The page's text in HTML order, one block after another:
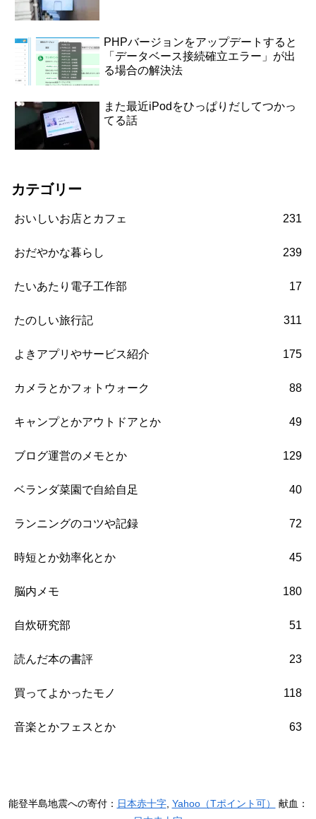
PHPバージョンをアップデートすると
「データベース接続確立エラー」が出
る場合の解決法
また最近iPodをひっぱりだしてつかっ
てる話
カテゴリー
おいしいお店とカフェ 231
おだやかな暮らし 239
たいあたり電子工作部 17
たのしい旅行記 311
よきアプリやサービス紹介 175
カメラとかフォトウォーク 88
キャンプとかアウトドアとか 49
ブログ運営のメモとか 129
ベランダ菜園で自給自足 40
ランニングのコツや記録 72
時短とか効率化とか 45
脳内メモ 180
自炊研究部 51
読んだ本の書評 23
買ってよかったモノ 118
音楽とかフェスとか 63
能登半島地震への寄付： 日本赤十字, Yahoo（Tポイント可）
献血：